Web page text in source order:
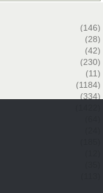
(146)
(28)
(42)
(230)
(11)
(1184)
(334)